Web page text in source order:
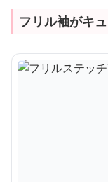
フリル袖がキ